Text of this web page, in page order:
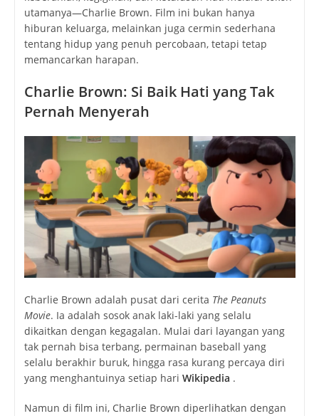
utamanya—Charlie Brown. Film ini bukan hanya
hiburan keluarga, melainkan juga cermin sederhana
tentang hidup yang penuh percobaan, tetapi tetap
memancarkan harapan.
Charlie Brown: Si Baik Hati yang Tak
Pernah Menyerah
Charlie Brown adalah pusat dari cerita The Peanuts
Movie. Ia adalah sosok anak laki-laki yang selalu
dikaitkan dengan kegagalan. Mulai dari layangan yang
tak pernah bisa terbang, permainan baseball yang
selalu berakhir buruk, hingga rasa kurang percaya diri
yang menghantuinya setiap hari Wikipedia .
Namun di film ini, Charlie Brown diperlihatkan dengan